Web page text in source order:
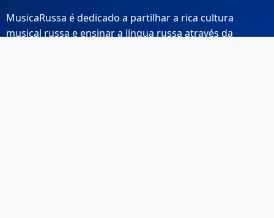
MusicaRussa é dedicado a partilhar a rica cultura
musical russa e ensinar a língua russa através da